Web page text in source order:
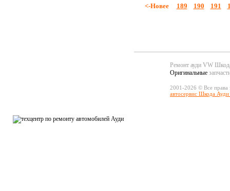
<-Новее 189 190 191
Ремонт ауди VW
Оригинальные
2001-2026 © Все
автосервис Шкода